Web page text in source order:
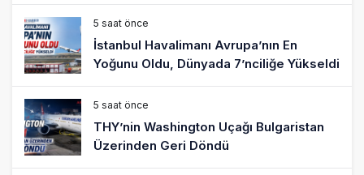
5 saat önce
İstanbul Havalimanı Avrupa’nın En
Yoğunu Oldu, Dünyada 7’nciliğe Yükseldi
5 saat önce
THY’nin Washington Uçağı Bulgaristan
Üzerinden Geri Döndü